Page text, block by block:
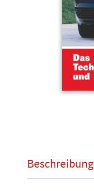
Beschreibung